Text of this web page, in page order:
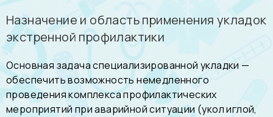
Назначение и область применения укладок
экстренной профилактики
Основная задача специализированной укладки —
обеспечить возможность немедленного
проведения комплекса профилактических
мероприятий при аварийной ситуации (укол иглой,